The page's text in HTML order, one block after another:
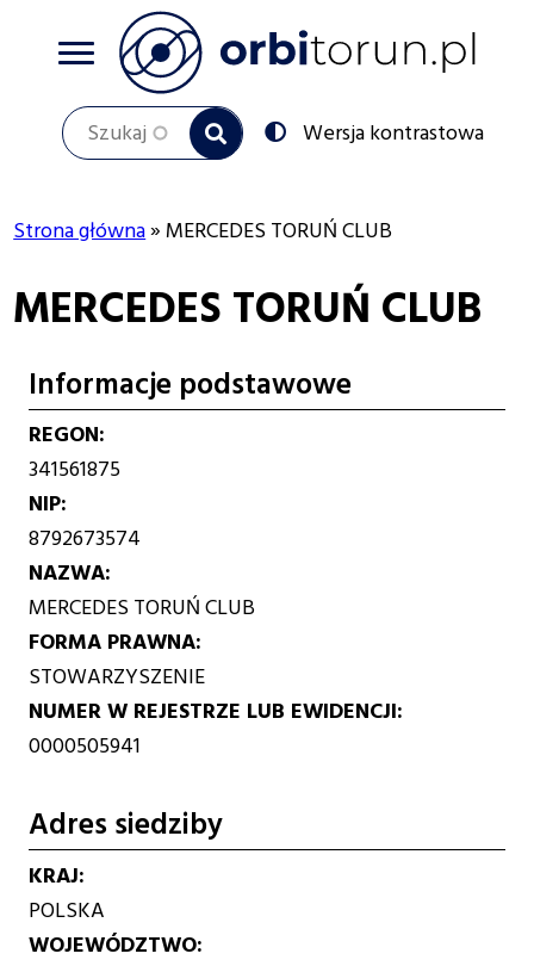
Szukaj
Przełącz
na:
Wersja kontrastowa
nawigacyjna
Strona główna MERCEDES TORUŃ CLUB
MERCEDES TORUŃ CLUB
Informacje podstawowe
REGON
341561875
NIP
8792673574
NAZWA
MERCEDES TORUŃ CLUB
FORMA PRAWNA
STOWARZYSZENIE
NUMER W REJESTRZE LUB EWIDENCJI
0000505941
Adres siedziby
KRAJ
POLSKA
WOJEWÓDZTWO